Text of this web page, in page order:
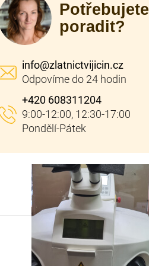
Potřebujete
poradit?
info@zlatnictvijicin.cz
+420 608311204